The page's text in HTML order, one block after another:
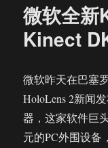
微软全
Kinect
微软昨天在巴塞
HoloLens 2新闻
器，这家软件巨
元的PC外围设备